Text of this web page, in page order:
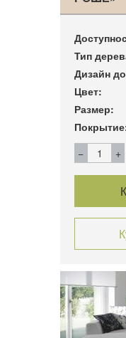
Тип
Дизайн
Цвет:
Размер: